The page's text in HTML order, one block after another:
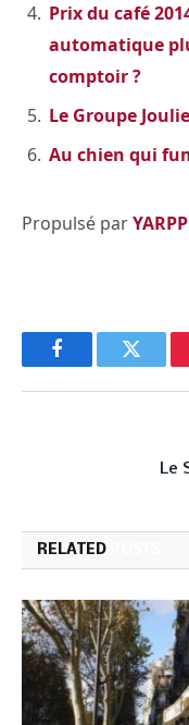
Prix du café
automatique
comptoir ?
Le Groupe
Au chien qui
Propulsé parYARPP
FacebookTwitter
Le
RELATED